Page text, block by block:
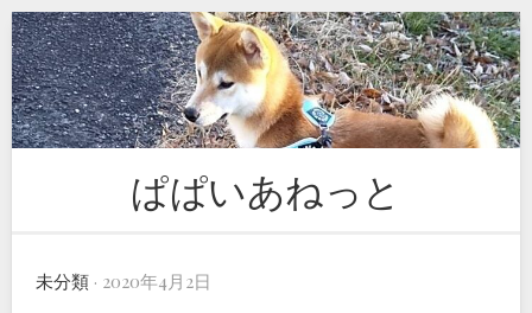
Skip
to
content
ぱぱいあねっと
未分類 · 2020年4月2日